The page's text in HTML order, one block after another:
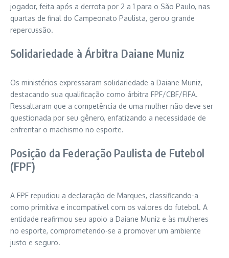
jogador, feita após a derrota por 2 a 1 para o São Paulo, nas
quartas de final do Campeonato Paulista, gerou grande
repercussão.
Solidariedade à Árbitra Daiane Muniz
Os ministérios expressaram solidariedade a Daiane Muniz,
destacando sua qualificação como árbitra FPF/CBF/FIFA.
Ressaltaram que a competência de uma mulher não deve ser
questionada por seu gênero, enfatizando a necessidade de
enfrentar o machismo no esporte.
Posição da Federação Paulista de Futebol
(FPF)
A FPF repudiou a declaração de Marques, classificando-a
como primitiva e incompatível com os valores do futebol. A
entidade reafirmou seu apoio a Daiane Muniz e às mulheres
no esporte, comprometendo-se a promover um ambiente
justo e seguro.